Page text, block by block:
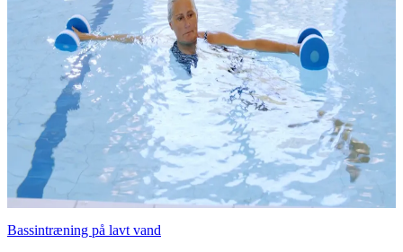
Bassintræning på lavt vand